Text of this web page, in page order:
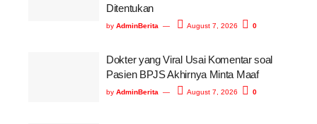
Ditentukan
by AdminBerita August 7, 2026 0
Dokter yang Viral Usai Komentar soal
Pasien BPJS Akhirnya Minta Maaf
by AdminBerita August 7, 2026 0